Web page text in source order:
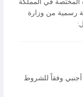
رسمية من وزارة
وفقاً للشروط